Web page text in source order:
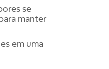
se
manter
em uma